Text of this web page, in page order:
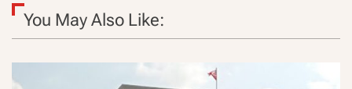
You May Also Like: